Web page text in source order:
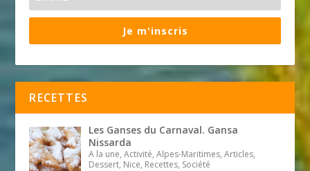
Je m'inscris
RECETTES
Les Ganses du Carnaval. Gansa
Nissarda
A la une, Activité, Alpes-Maritimes, Articles,
Dessert, Nice, Recettes, Société